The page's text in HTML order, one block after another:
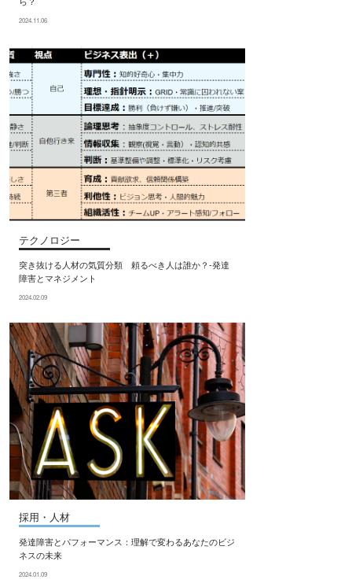
2024.11.06
テクノロジー
突き抜ける人材の気質分類 頼るべき人は誰か？‐発達
障害とマネジメント
2024.02.09
採用・人材
発達障害とパフォーマンス：理解で変わるあなたのビジ
ネスの未来
2024.01.09